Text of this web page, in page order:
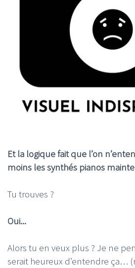
Et la logique fait que l’on
moins les synthés pianos
Tu trouves ?
Oui...
Alors tu en veux plus ? Je ne
serait heureux d’entendre ça…